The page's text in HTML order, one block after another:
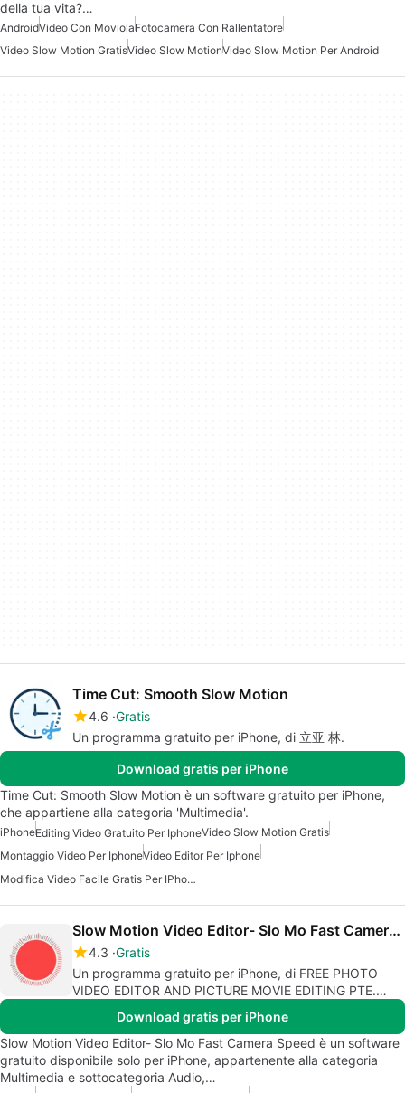
della tua vita?…
AndroidVideo Con MoviolaFotocamera Con Rallentatore
Video Slow Motion GratisVideo Slow MotionVideo Slow Motion Per Android
Time Cut: Smooth Slow Motion
4.6 Gratis
Un programma gratuito per iPhone, di 立亚 林.
Download gratis per iPhone
Time Cut: Smooth Slow Motion è un software gratuito per iPhone,
che appartiene alla categoria 'Multimedia'.
iPhoneEditing Video Gratuito Per IphoneVideo Slow Motion Gratis
Montaggio Video Per IphoneVideo Editor Per Iphone
Modifica Video Facile Gratis Per IPhone
Slow Motion Video Editor- Slo Mo Fast Camera Speed
4.3 Gratis
Un programma gratuito per iPhone, di FREE PHOTO
VIDEO EDITOR AND PICTURE MOVIE EDITING PTE.
Download gratis per iPhone
Slow Motion Video Editor- Slo Mo Fast Camera Speed è un software
gratuito disponibile solo per iPhone, appartenente alla categoria
Multimedia e sottocategoria Audio,…